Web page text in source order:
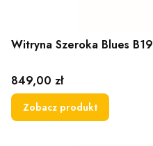
Witryna Szeroka Blues B19
Cena
849,00 zł
Zobacz produkt